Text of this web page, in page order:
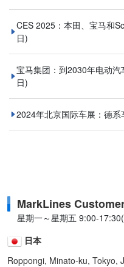
CES 2025：本田、宝马和
日)
宝马集团：到2030年电动
日)
2024年北京国际车展：德系
MarkLines
星期一～星期五 9:00-
日本
Roppongi, Minato-ku, Tokyo,